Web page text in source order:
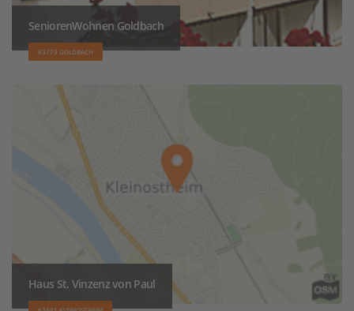
SeniorenWohnen Goldbach
63773 GOLDBACH
Haus St. Vinzenz von Paul